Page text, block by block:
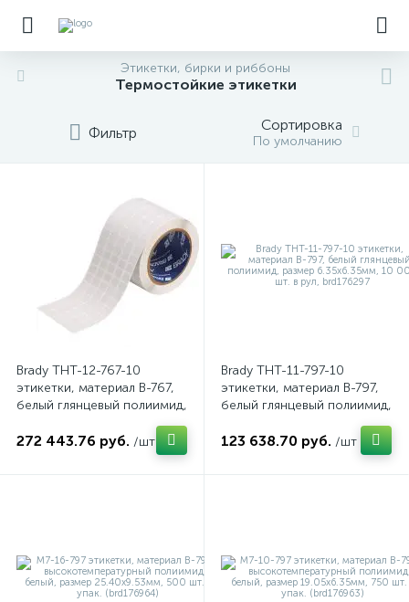
Этикетки, бирки и риббоны
Термостойкие этикетки
Фильтр Сортировка
По умолчанию
Brady THT-12-767-10
этикетки, материал B-767,
белый глянцевый полиимид,
размер 12.7х11.1мм, 10 000
шт. в рул, brd176318
272 443.76 руб. /шт
Brady THT-11-797-10
этикетки, материал B-797,
белый глянцевый полиимид,
размер 6.35х6.35мм, 10
000 шт. в рул, brd176297
123 638.70 руб. /шт